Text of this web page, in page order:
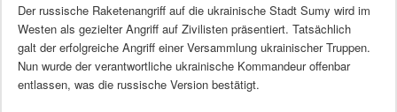
Der russische Raketenangriff auf die ukrainische Stadt Sumy wird im
Westen als gezielter Angriff auf Zivilisten präsentiert. Tatsächlich
galt der erfolgreiche Angriff einer Versammlung ukrainischer Truppen.
Nun wurde der verantwortliche ukrainische Kommandeur offenbar
entlassen, was die russische Version bestätigt.